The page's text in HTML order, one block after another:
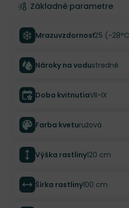
Základné parametre
MrazuvzdornosťZ5 (-
Nároky na vodustredné
Doba kvitnutiaVII-IX
Farba kveturužová
Výška rastliny120 cm
Šírka rastliny100 cm